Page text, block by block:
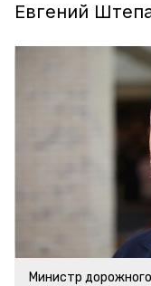
Евгений
Министр